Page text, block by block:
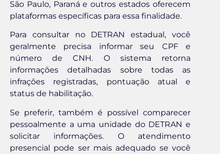
São Paulo, Paraná e outros estados oferecem
plataformas específicas para essa finalidade.
Para consultar no DETRAN estadual, você
geralmente precisa informar seu CPF e
número de CNH. O sistema retorna
informações detalhadas sobre todas as
infrações registradas, pontuação atual e
status de habilitação.
Se preferir, também é possível comparecer
pessoalmente a uma unidade do DETRAN e
solicitar informações. O atendimento
presencial pode ser mais adequado se você